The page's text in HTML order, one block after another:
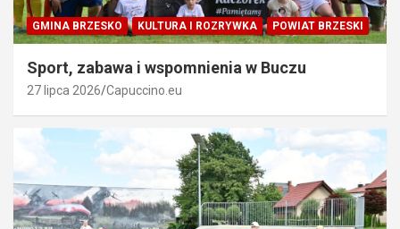
GMINA BRZESKO KULTURA I ROZRYWKA POWIAT BRZESKI
Sport, zabawa i wspomnienia w Buczu
27 lipca 2026 Capuccino.eu